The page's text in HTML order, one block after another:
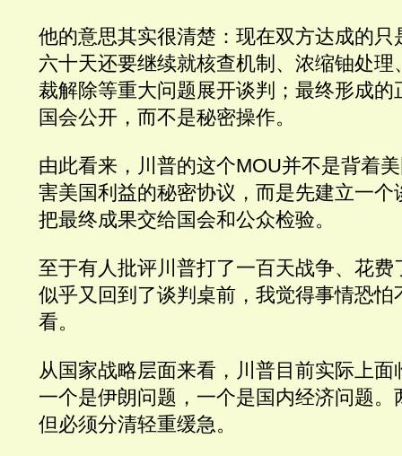
他的意思其实很清楚：现在双方达成的只
六十天还要继续就核查机制、浓缩铀处理
裁解除等重大问题展开谈判；最终形成的
国会公开，而不是秘密操作。
由此看来，川普的这个MOU并不是背着
害美国利益的秘密协议，而是先建立一个
把最终成果交给国会和公众检验。
至于有人批评川普打了一百天战争、花费
似乎又回到了谈判桌前，我觉得事情恐怕
看。
从国家战略层面来看，川普目前实际上面
一个是伊朗问题，一个是国内经济问题。
但必须分清轻重缓急。